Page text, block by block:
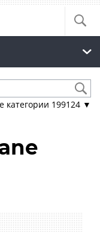
категории 199124 ▼